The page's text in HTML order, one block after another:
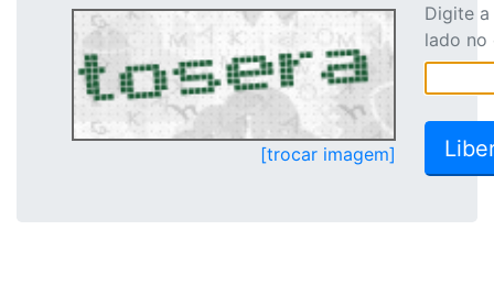
[trocar imagem]
Digite
lado no